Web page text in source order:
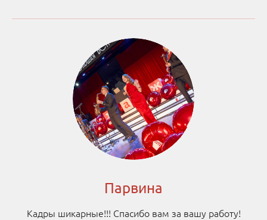
Парвина
Кадры шикарные!!! Спасибо вам за вашу работу!